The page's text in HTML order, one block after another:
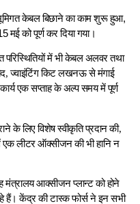
केबल बिछाने का काम शुरू हुआ,
मई को पूर्ण कर दिया गया।
परिस्थितियों में भी केबल अलवर तथा
ज्वाइंटिंग किट लखनऊ से मंगाई
एक सप्ताह के अल्प समय में पूर्ण
के लिए विशेष स्वीकृति प्रदान की,
एक लीटर ऑक्सीजन की भी हानि न
मंत्रालय आक्सीजन प्लान्ट को होने
हैं। केंद्र की टास्क फोर्स ने इन सभी